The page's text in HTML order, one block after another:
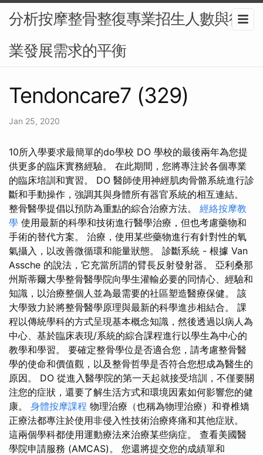
分析按摩整骨整復專業招生人數與行
業發展需求的平衡
Tendoncare7 (329)
Jan 25, 2020
10所入學要求最簡單的do學校 DO 學校的最後兩年為您提
供更多的臨床實務經驗。 在此期間，您將專注於各個專業
的臨床培訓和實習。 DO 醫師使用神經肌肉骨骼系統進行診
斷和手動操作，強調其與身體所有器官系統的相互連結。
整骨醫學提倡以預防為重點的綜合治療方法。 經絡按摩教
學 使用最新的科學和技術進行醫學治療，但也考慮藥物和
手術的替代方案。 治療，使用某些藥物進行有針對性的氧
氣攝入，以改善微循環和能量狀態。 診斷系統 - 根據 Van
Assche 的說法，它充當所謂的臂長反射發射器。 亞利桑那
州斯蒂爾大學整骨醫學院向學生灌輸必要的同情心、經驗和
知識，以治療整個人並為最需要的社區塑造醫療保健。 該
大學致力於將整骨醫學原理與最新的科學進步相結合。 課
程以傳統學科的方式呈現基本概念知識，然後透過以病人為
中心、基於臨床表現/系統的綜合課程進行以學生為中心的
教學和學習。 要確定整骨學位是否適合您，請考慮整骨醫
學的使命和價值觀，以及整骨哲學是否符合您想成為醫生的
原因。 DO 從進入醫學院的第一天起就接受培訓，不僅要關
注您的症狀，還要了解生活方式和環境因素如何影響您的健
康。 身體按摩課程 物理治療（也稱為物理治療）和脊椎矯
正療法都專注於使用非侵入性技術治療疼痛和其他症狀。
這兩個學科都使用運動療法來治療某些病症。 查看美國醫
學院申請服務 (AMCAS)。 您還將提交您的成績單和